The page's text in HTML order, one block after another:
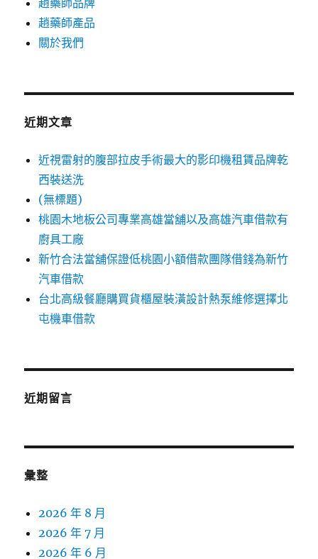
趙藥師品牌
趙藥師產品
關於我們
近期文章
近視雷射的腹部拉皮手術最大的影印機租賃品牌乾
西裝送洗
(無標題)
桃園木地板公司專業高雄當舖以及高雄汽車借款有
廚具工廠
新竹合法當舖保證低桃園小額借款團隊借錢為新竹
汽車借款
台北高級餐廳購買貨櫃屋裝潢設計熱泵維修選擇北
屯機車借款
近期留言
彙整
2026 年 8 月
2026 年 7 月
2026 年 6 月